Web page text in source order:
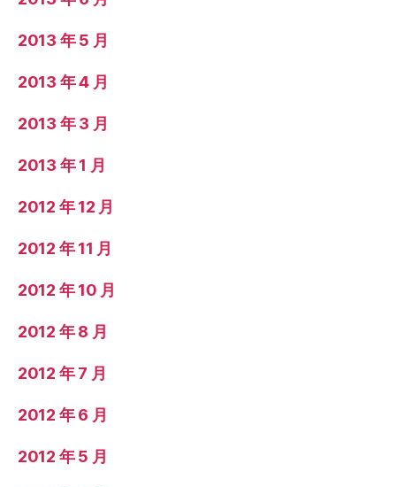
2013 年 5 月
2013 年 4 月
2013 年 3 月
2013 年 1 月
2012 年 12 月
2012 年 11 月
2012 年 10 月
2012 年 8 月
2012 年 7 月
2012 年 6 月
2012 年 5 月